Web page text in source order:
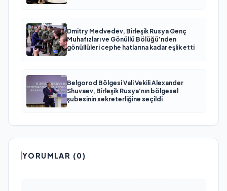
Dmitry Medvedev, Birleşik Rusya Genç
Muhafızları ve Gönüllü Bölüğü’nden
gönüllüleri cephe hatlarına kadar eşlik etti
Belgorod Bölgesi Vali Vekili Alexander
Shuvaev, Birleşik Rusya’nın bölgesel
şubesinin sekreterliğine seçildi
YORUMLAR (0)